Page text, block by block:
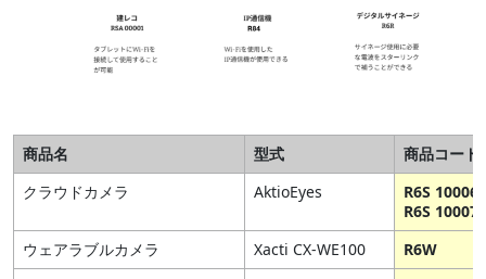
商品名 型式
商品コード
クラウドカメラ
AktioEyes
R6S 10006
R6S 10007
ウェアラブルカメラ
Xacti CX-WE100
R6W